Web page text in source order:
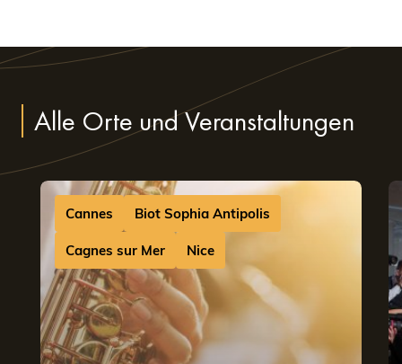
Alle Orte und Veranstaltungen
Cannes Biot Sophia Antipolis
Cagnes sur Mer Nice